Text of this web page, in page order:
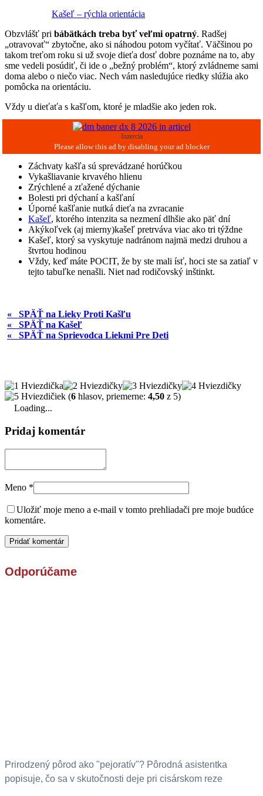
Kašeľ – rýchla orientácia
Obzvlášť pri bábätkách treba byť veľmi opatrný. Radšej
„otravovať“ zbytočne, ako si náhodou potom vyčítať. Väčšinou po
takom treťom roku si už svoje dieťa dosť dobre poznáme na to, aby
sme vedeli posúdiť, či ide o „bežný problém“, ktorý zvládneme sami
doma alebo o niečo viac. Nech vám nasledujúce riedky slúžia ako
pomôcka na orientáciu.
Vždy u dieťaťa s kašľom, ktoré je mladšie ako jeden rok.
Inzercia
Záchvaty kašľa sú sprevádzané horúčkou
Vykašliavanie krvavého hlienu
Zrýchlené a zťažené dýchanie
Bolesti pri dýchaní a kašľaní
Úporné kašľanie nutká dieťa na zvracanie
Kašeľ, ktorého intenzita sa nezmení dlhšie ako päť dní
Akýkoľvek (aj mierny)kašeľ pretrváva viac ako tri týždne
Kašeľ, ktorý sa vyskytuje nadránom najmä medzi druhou a
štvrtou hodinou
Vždy, keď máte POCIT, že by ste mali ísť, hoci ste sa zatiaľ v
tejto tabuľke nenašli. Niet nad rodičovský inštinkt.
« SPÄŤ na Lieky Proti Kašľu
« SPÄŤ na Kašeľ
« SPÄŤ na Sprievodca Liekmi Pre Deti
(6 hlasov, priemerne: 4,50 z 5)
Loading...
Pridaj komentár
Meno *
Uložiť moje meno a e-mail v tomto prehliadači pre moje budúce
komentáre.
Odporúčame
Prirodzený pôrod ako "pejoratív"? Pôrodná asistentka
popisuje, čo sa v skutočnosti deje pri cisárskom reze